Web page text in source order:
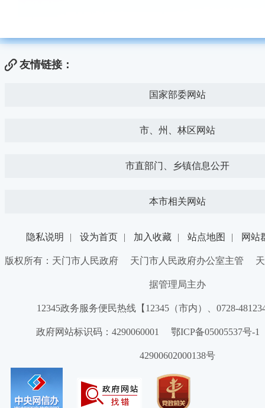
友情链接：
国家部委网站
市、州、林区网站
市直部门、乡镇信息公开
本市相关网站
隐私说明 | 设为首页 | 加入收藏 | 站点地图 | 网站
版权所有：天门市人民政府 天门市人民政府办公室主管 天
据管理局主办
12345政务服务便民热线【12345（市内）、0728-
政府网站标识码：4290060001 鄂ICP备05005537号
42900602000138号